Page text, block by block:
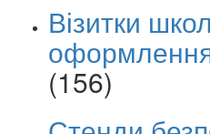
Візитки
(156)